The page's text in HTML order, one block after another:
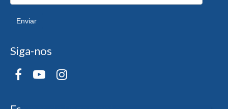
Enviar
Siga-nos